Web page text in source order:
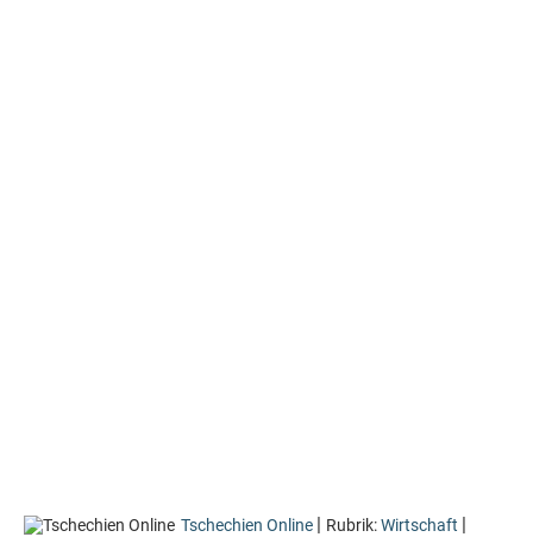
Tschechien Online | Rubrik:Wirtschaft |